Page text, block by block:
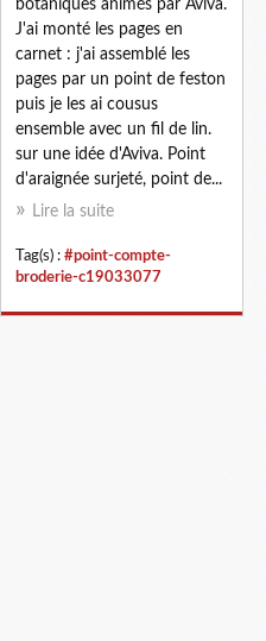
botaniques animés par Aviva.
J'ai monté les pages en
carnet : j'ai assemblé les
pages par un point de feston
puis je les ai cousus
ensemble avec un fil de lin.
sur une idée d'Aviva. Point
d'araignée surjeté, point de...
Lire la suite
Tag(s) : #point-compte-
broderie-c19033077